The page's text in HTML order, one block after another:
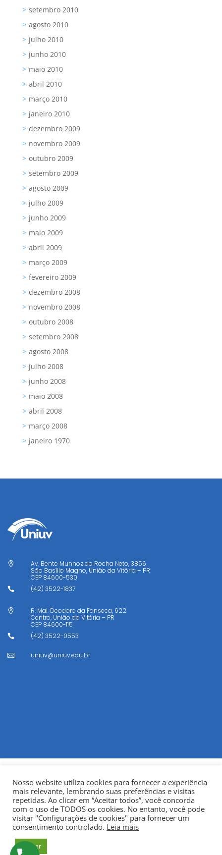
setembro 2010
agosto 2010
julho 2010
junho 2010
maio 2010
abril 2010
março 2010
janeiro 2010
dezembro 2009
novembro 2009
outubro 2009
setembro 2009
agosto 2009
julho 2009
junho 2009
maio 2009
abril 2009
março 2009
fevereiro 2009
dezembro 2008
novembro 2008
outubro 2008
setembro 2008
agosto 2008
julho 2008
junho 2008
maio 2008
abril 2008
março 2008
janeiro 1970

Av. Bento Munhoz da Rocha Neto, 3856
São Basílio Magno, União da Vitória – PR
CEP 84600-530
 (42) 3522-1837

R. Mal. Deodoro da Fonseca, 622
Centro, União da Vitória – PR
CEP 84600-115
 (42) 3522-0553
 uniuv@uniuv.edu.br
© Copyright 2022Fundação Municipal Centro Universitário
da Cidade de União da Vitória – UNIUV
Nosso website utiliza cookies para fornecer a experiência
mais relevante, lembrando suas preferências e visitas
repetidas. Ao clicar em “Aceitar todos”, você concorda
com o uso de TODOS os cookies. No entanto, você pode
visitar "Configurações de cookies" para fornecer um
consentimento controlado. Leia mais
Aceitar